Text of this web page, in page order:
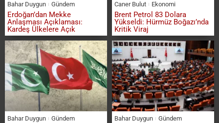
Bahar Duygun Gündem
Erdoğan’dan Mekke
Anlaşması Açıklaması:
Kardeş Ülkelere Açık
Caner Bulut Ekonomi
Brent Petrol 83 Dolara
Yükseldi: Hürmüz Boğazı’nda
Kritik Viraj
Bahar Duygun Gündem Bahar Duygun Gündem